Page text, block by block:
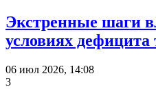
Экстренные шаги
условиях дефицита
06 июл 2026, 14:08
3